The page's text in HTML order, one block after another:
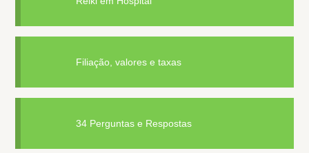
Filiação, valores e taxas
34 Perguntas e Respostas